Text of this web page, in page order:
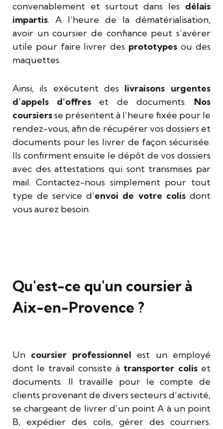
convenablement et surtout dans les délais
impartis. A l’heure de la dématérialisation,
avoir un coursier de confiance peut s’avérer
utile pour faire livrer des prototypes ou des
maquettes.
Ainsi, ils exécutent des livraisons urgentes
d’appels d’offres et de documents. Nos
coursiersse présentent à l’heure fixée pour le
rendez-vous, afin de récupérer vos dossiers et
documents pour les livrer de façon sécurisée.
Ils confirment ensuite le dépôt de vos dossiers
avec des attestations qui sont transmises par
mail. Contactez-nous simplement pour tout
type de service d’envoi de votre colis dont
vous aurez besoin.
Qu'est-ce qu'un coursier à
Aix-en-Provence ?
Un coursier professionnel est un employé
dont le travail consiste à transporter colis et
documents. Il travaille pour le compte de
clients provenant de divers secteurs d’activité,
se chargeant de livrer d’un point A à un point
B, expédier des colis, gérer des courriers.